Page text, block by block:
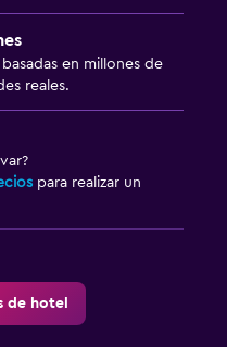
en millones de
reales.
para realizar un
de hotel